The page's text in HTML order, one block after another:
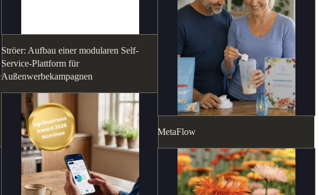
Ströer: Aufbau einer modularen Self-
Service-Plattform für
Außenwerbekampagnen
MetaFlow